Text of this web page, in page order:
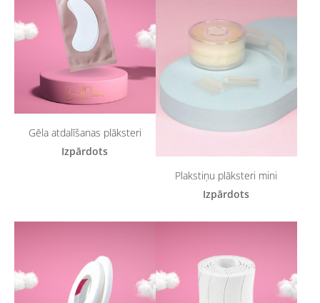
Gēla atdalīšanas plāksteri
Izpārdots
Plakstiņu plāksteri mini
Izpārdots